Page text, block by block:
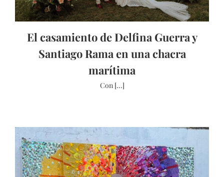
El casamiento de Delfina Guerra y
Santiago Rama en una chacra
marítima
Con [...]